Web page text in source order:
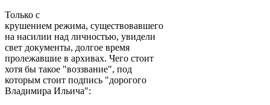
Только с
крушением режима, существовавшего
на насилии над личностью, увидели
свет документы, долгое время
пролежавшие в архивах. Чего стоит
хотя бы такое "воззвание", под
которым стоит подпись "дорогого
Владимира Ильича":